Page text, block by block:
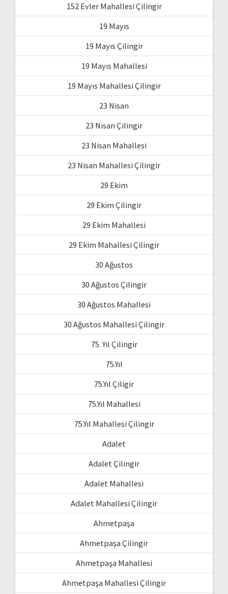
152 Evler Mahallesi Çilingir
19 Mayıs
19 Mayıs Çilingir
19 Mayıs Mahallesi
19 Mayıs Mahallesi Çilingir
23 Nisan
23 Nisan Çilingir
23 Nisan Mahallesi
23 Nisan Mahallesi Çilingir
29 Ekim
29 Ekim Çilingir
29 Ekim Mahallesi
29 Ekim Mahallesi Çilingir
30 Ağustos
30 Ağustos Çilingir
30 Ağustos Mahallesi
30 Ağustos Mahallesi Çilingir
75. Yıl Çilingir
75.Yıl
75.Yıl Çiligir
75.Yıl Mahallesi
75.Yıl Mahallesi Çilingir
Adalet
Adalet Çilingir
Adalet Mahallesi
Adalet Mahallesi Çilingir
Ahmetpaşa
Ahmetpaşa Çilingir
Ahmetpaşa Mahallesi
Ahmetpaşa Mahallesi Çilingir